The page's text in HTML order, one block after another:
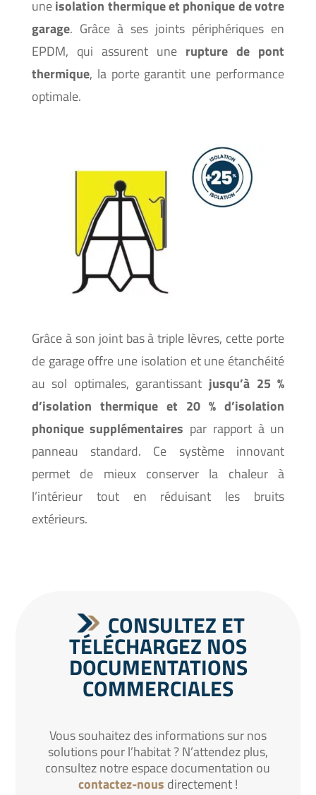
uneisolation thermique et phonique de votre
garage. Grâce à ses joints périphériques en
EPDM, qui assurent une rupture de pont
thermique, la porte garantit une performance
optimale.
Grâce à son joint bas à triple lèvres, cette porte
de garage offre une isolation et une étanchéité
au sol optimales, garantissantjusqu’à 25 %
d’isolation thermique et 20 % d’isolation
phonique supplémentaires par rapport à un
panneau standard. Ce système innovant
permet de mieux conserver la chaleur à
l’intérieur tout en réduisant les bruits
extérieurs.
CONSULTEZ ET
TÉLÉCHARGEZ NOS
DOCUMENTATIONS
COMMERCIALES
Vous souhaitez des informations sur nos
solutions pour l’habitat ? N’attendez plus,
consultez notre espace documentation ou
contactez-nous directement !